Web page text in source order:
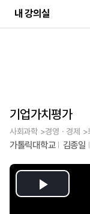
내 강의실
기업가치평가
사회과학 >경영ㆍ경제 >
가톨릭대학교 김종일
Play